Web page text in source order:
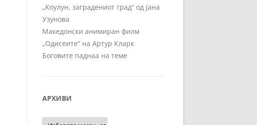
„Коулун, заградениот град“ од Јана
Узунова
Македонски анимиран филм
„Одисеите“ на Артур Кларк
Боговите паднаа на теме
АРХИВИ
Архиви